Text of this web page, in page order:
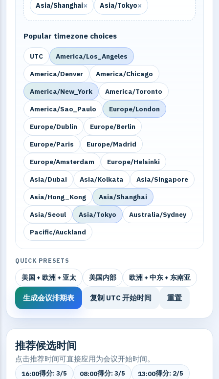
Asia/Shanghai× Asia/Tokyo×
Popular timezone choices
UTC
America/Los_Angeles
America/Denver
America/Chicago
America/New_York
America/Toronto
America/Sao_Paulo
Europe/London
Europe/Dublin
Europe/Berlin
Europe/Paris
Europe/Madrid
Europe/Amsterdam
Europe/Helsinki
Asia/Dubai
Asia/Kolkata
Asia/Singapore
Asia/Hong_Kong
Asia/Shanghai
Asia/Seoul
Asia/Tokyo
Australia/Sydney
Pacific/Auckland
QUICK PRESETS
美国 + 欧洲 + 亚太 美国内部 欧洲 + 中东 + 东南亚
生成会议排期表 复制 UTC 开始时间 重置
推荐候选时间
点击推荐时间可直接应用为会议开始时间。
16:00得分: 3/5 08:00得分: 3/5 13:00得分: 2/5